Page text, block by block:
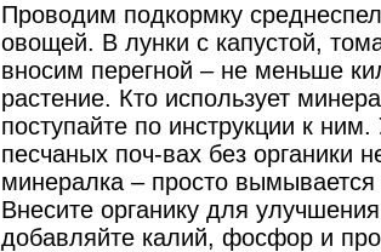
Проводим подкормку
овощей. В лунки с капустой,
вносим перегной – не меньше
растение. Кто использует
поступайте по инструкции к ним.
песчаных поч-вах без органики
минералка – просто
Внесите органику для
добавляйте калий, фосфор и